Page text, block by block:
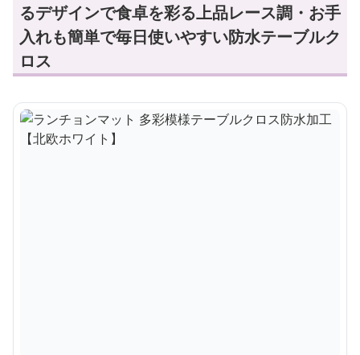
るデザインで食卓を彩る上品レース調・お手
入れも簡単で毎日使いやすい防水テーブルク
ロス